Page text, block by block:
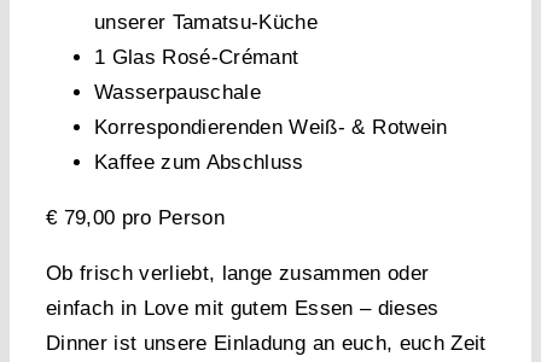
unserer Tamatsu-Küche
1 Glas Rosé-Crémant
Wasserpauschale
Korrespondierenden Weiß- & Rotwein
Kaffee zum Abschluss
€ 79,00 pro Person
Ob frisch verliebt, lange zusammen oder
einfach in Love mit gutem Essen – dieses
Dinner ist unsere Einladung an euch, euch Zeit